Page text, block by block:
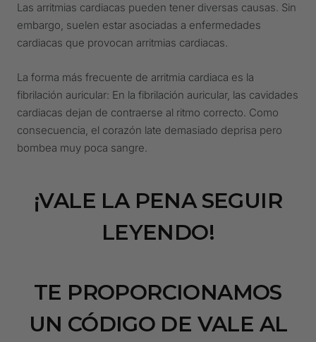
Las arritmias cardiacas pueden tener diversas causas. Sin
embargo, suelen estar asociadas a enfermedades
cardiacas que provocan arritmias cardiacas.
La forma más frecuente de arritmia cardiaca es la
fibrilación auricular: En la fibrilación auricular, las cavidades
cardiacas dejan de contraerse al ritmo correcto. Como
consecuencia, el corazón late demasiado deprisa pero
bombea muy poca sangre.
¡VALE LA PENA SEGUIR
LEYENDO!
TE PROPORCIONAMOS
UN CÓDIGO DE VALE AL